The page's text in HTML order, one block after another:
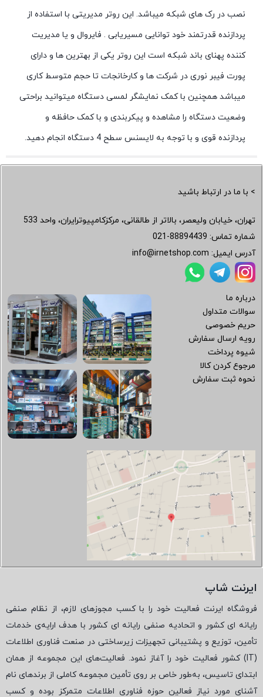
نصب در رک های شبکه میباشد. این روتر مدیریتی با استفاده از
پردازنده قدرتمند خود توانایی مسیریابی . فایروال و یا مدیریت
کننده پهنای باند شبکه است این روتر یکی از بهترین ها و دارای
پورت فیبر نوری در شرکت ها و کارخانجات تا حجم متوسط کاری
میباشد همچنین با کمک نمایشگر لمسی دستگاه میتوانید براحتی
وضعیت دستگاه را مشاهده و پیکربندی و با کمک حافظه و
پردازنده قوی و با توجه به لایسنس سطح 4 دستگاه انجام دهید.
> با ما در ارتباط باشید
تهران، خیابان ولیعصر، بالاتر از طالقانی، مرکزکامپیوترایران، واحد 533
شماره تماس: 021-88894439
آدرس ایمیل: info@irnetshop.com
درباره ما
سوالات متداول
حریم خصوصی
رویه ارسال سفارش
شیوه پرداخت
مرجوع کردن کالا
نحوه ثبت سفارش
ایرنت شاپ
فروشگاه ایرنت فعالیت خود را با کسب مجوزهای لازم، از نظام صنفی
رایانه ای کشور و اتحادیه صنفی رایانه ای کشور با هدف ارایه‌ی خدمات
تأمین، توزیع و پشتیبانی تجهیزات زیرساختی در صنعت فناوری اطلاعات
(
IT) کشور فعالیت خود را آغاز نمود. فعالیت‌های این مجموعه از همان
ابتدای تاسیس، به‌طور خاص بر روی تأمین مجموعه کاملی از برندهای نام
آشنای مورد نیاز فعالین حوزه فناوری اطلاعات متمرکز بوده و کسب